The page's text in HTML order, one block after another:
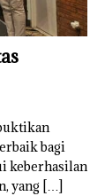
bagi
keberhasilan
yang […]